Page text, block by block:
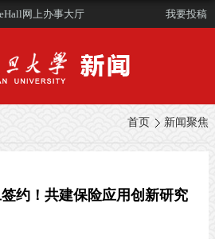
eHall网上办事大厅 我要投稿
首页 新闻聚焦
约！共建保险应用创新研究